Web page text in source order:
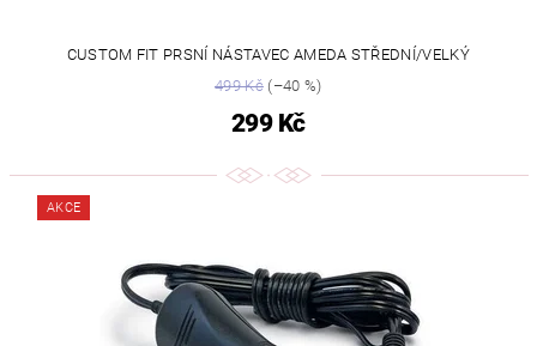
CUSTOM FIT PRSNÍ NÁSTAVEC AMEDA STŘEDNÍ/VELKÝ
499 Kč(–40 %)
299 Kč
AKCE